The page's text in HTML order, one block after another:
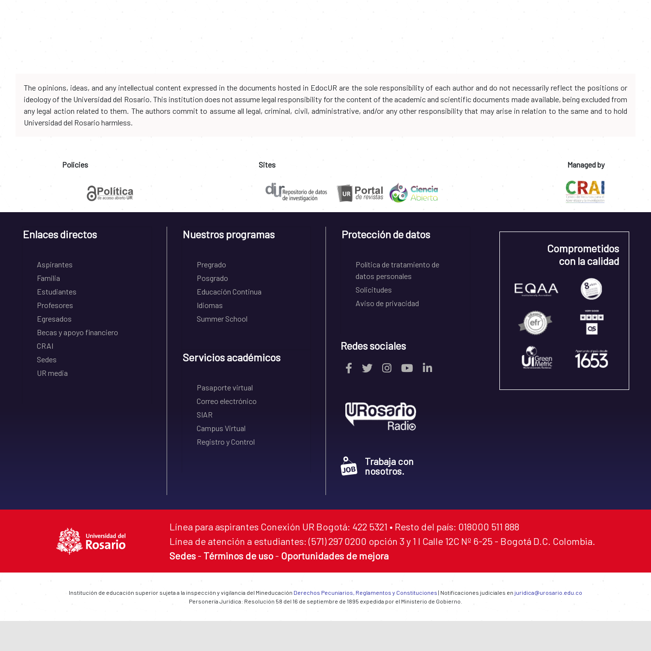
The opinions, ideas, and any intellectual content expressed in the documents hosted in EdocUR are the sole responsibility of each author and do not necessarily reflect the positions or
ideology of the Universidad del Rosario. This institution does not assume legal responsibility for the content of the academic and scientific documents made available, being excluded from
any legal action related to them. The authors commit to assume all legal, criminal, civil, administrative, and/or any other responsibility that may arise in relation to the same and to hold
Universidad del Rosario harmless.
Policies Sites Managed by
Enlaces directos
Aspirantes
Familia
Estudiantes
Profesores
Egresados
Becas y apoyo financiero
CRAI
Sedes
UR media
Nuestros programas
Pregrado
Posgrado
Educación Continua
Idiomas
Summer School
Servicios académicos
Pasaporte virtual
Correo electrónico
SIAR
Campus Virtual
Registro y Control
Protección de datos
Política de tratamiento de
datos personales
Solicitudes
Aviso de privacidad
Redes sociales
Trabaja con
nosotros.
Comprometidos
con la calidad
Línea para aspirantes Conexión UR Bogotá: 422 5321 • Resto del país: 018000 511 888
Línea de atención a estudiantes: (571) 297 0200 opción 3 y 1 I Calle 12C Nº 6-25 - Bogotá D.C. Colombia.
Sedes - Términos de uso - Oportunidades de mejora
Institución de educación superior sujeta a la inspección y vigilancia del Mineducación Derechos Pecuniarios, Reglamentos y Constituciones | Notificaciones judiciales en juridica@urosario.edu.co
Personería Jurídica: Resolución 58 del 16 de septiembre de 1895 expedida por el Ministerio de Gobierno.